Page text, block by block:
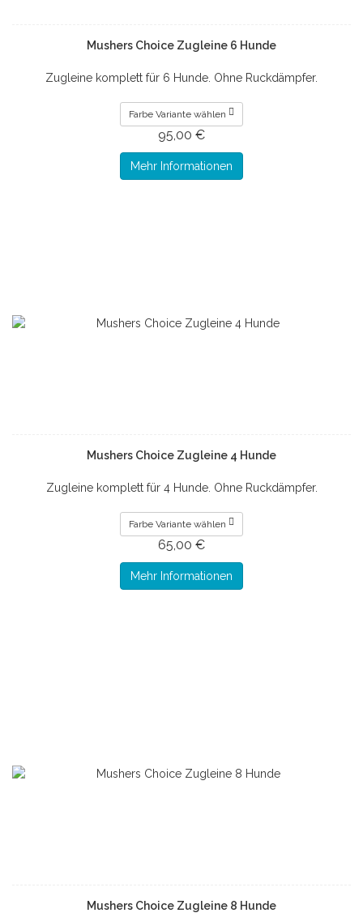
Mushers Choice Zugleine 6 Hunde
Zugleine komplett für 6 Hunde. Ohne Ruckdämpfer.
Farbe Variante wählen
95,00 €
Mehr Informationen
Mushers Choice Zugleine 4 Hunde
Zugleine komplett für 4 Hunde. Ohne Ruckdämpfer.
Farbe Variante wählen
65,00 €
Mehr Informationen
Mushers Choice Zugleine 8 Hunde